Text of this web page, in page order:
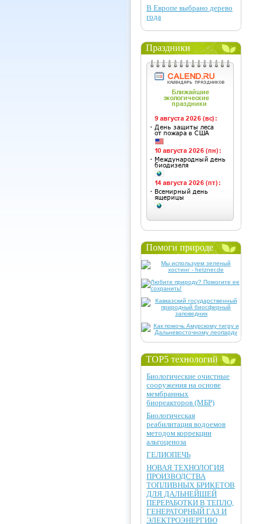
В Европе выбрано дерево
года
Праздники
Помоги природе
TOP5 технологий
Биологические очистные
сооружения на основе
мембранных
биореакторов (МБР)
Биологическая
реабилитация водоемов
методом коррекции
альгоценоза
ГЕЛИОПЕЧЬ
НОВАЯ ТЕХНОЛОГИЯ
ПРОИЗВОДСТВА
ТОПЛИВНЫХ БРИКЕТОВ
ДЛЯ ДАЛЬНЕЙШЕЙ
ПЕРЕРАБОТКИ В ТЕПЛО,
ГЕНЕРАТОРНЫЙ ГАЗ И
ЭЛЕКТРОЭНЕРГИЮ